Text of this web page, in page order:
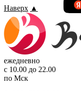
Наверх ▲
ежедневно
с 10.00 до 22.00
по Мск